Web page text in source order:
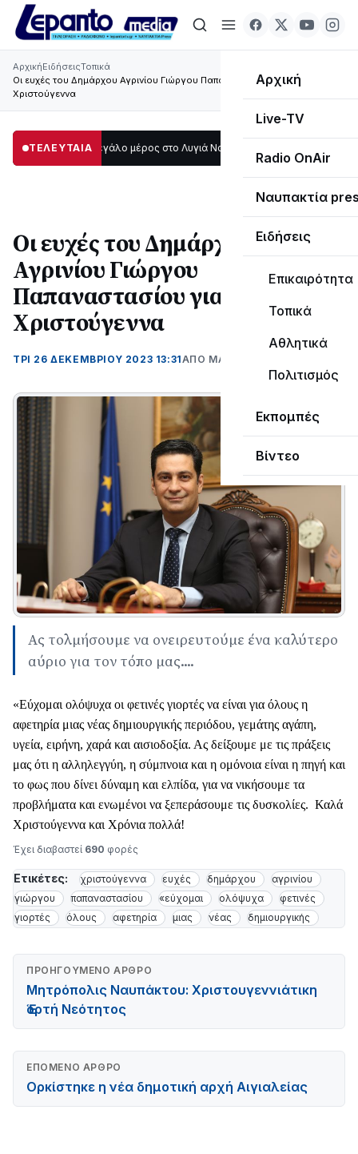
Αρχική
Live-TV
Radio OnAir
Ναυπακτία
Ειδήσεις
Επικαιρότητα
Τοπικά
Αθλητικά
Πολιτισμός
Εκπομπές
Βίντεο
ΑρχικήΕιδήσειςΤοπικά
Οι ευχές του Δημάρχου Αγρινίου Γιώργου Παπαναστασίου για τα
Χριστούγεννα
ΤΕΛΕΥΤΑΙΑ
σκοτάδι μεγάλο μέρος στο Λυγιά Ναυπάκτου
Οι ευχές του Δημάρχου
Αγρινίου Γιώργου
Παπαναστασίου για τα
Χριστούγεννα
ΤΡΊ 26 ΔΕΚΕΜΒΡΊΟΥ 2023 13:31ΑΠΌ ΜΑΝΤΩ ΚΑΠΕΝΤΖΩΝΗ
Ας τολμήσουμε να ονειρευτούμε ένα καλύτερο
αύριο για τον τόπο μας....
«Εύχομαι ολόψυχα οι φετινές γιορτές να είναι για όλους η
αφετηρία μιας νέας δημιουργικής περιόδου, γεμάτης αγάπη,
υγεία, ειρήνη, χαρά και αισιοδοξία. Ας δείξουμε με τις πράξεις
μας ότι η αλληλεγγύη, η σύμπνοια και η ομόνοια είναι η πηγή και
το φως που δίνει δύναμη και ελπίδα, για να νικήσουμε τα
προβλήματα και ενωμένοι να ξεπεράσουμε τις δυσκολίες. Καλά
Χριστούγεννα και Χρόνια πολλά!
Έχει διαβαστεί 690 φορές
Ετικέτες: χριστούγεννα ευχές δημάρχου
αγρινίου
γιώργου
παπαναστασίου «εύχομαι ολόψυχα
φετινές
γιορτές
όλους αφετηρία μιας νέας δημιουργικής
ΠΡΟΗΓΟΎΜΕΝΟ ΆΡΘΡΟ
Μητρόπολις Ναυπάκτου: Χριστουγεννιάτικη
Ἑορτή Νεότητος
ΕΠΌΜΕΝΟ ΆΡΘΡΟ
Ορκίστηκε η νέα δημοτική αρχή Αιγιαλείας